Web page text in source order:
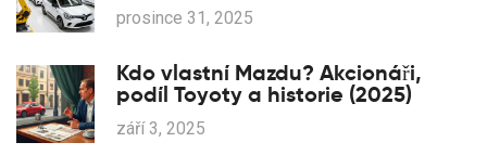
prosince 31, 2025
Kdo vlastní Mazdu? Akcionáři,
podíl Toyoty a historie (2025)
září 3, 2025